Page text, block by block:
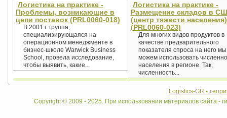
Логистика на практике -
Проблемы, возникающие в
цепи поставок (PRL0060-018)
В 2001 г. группа,
специализирующаяся на
операционном менеджменте в
бизнес-школе Warwick Business
School, провела исследование,
чтобы выявить, какие...
Логистика на практике -
Размещение складов в
(центр тяжести населения)
(PRL0060-023)
Для многих видов продуктов в
качестве предварительного
показателя спроса на него мы
можем использовать
населения в регионе. Так,
численность...
Logistics-GR -
Copyright © 2009 - 2025. При использовании материалов сайта -